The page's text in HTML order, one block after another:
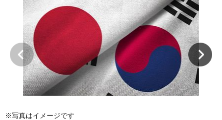
※写真はイメージです